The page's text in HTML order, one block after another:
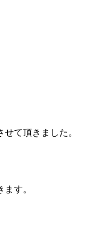
て頂きました。
す。